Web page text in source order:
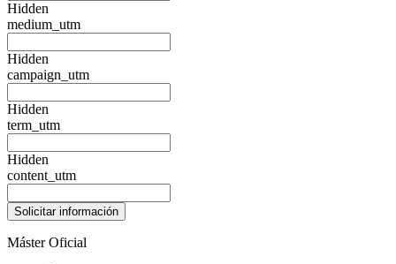
Hidden
medium_utm
Hidden
campaign_utm
Hidden
term_utm
Hidden
content_utm
Máster Oficial